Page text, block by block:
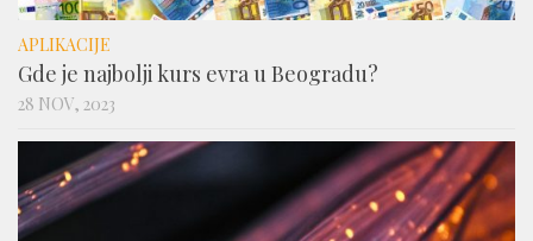
APLIKACIJE
Gde je najbolji kurs evra u Beogradu?
28 NOV, 2023